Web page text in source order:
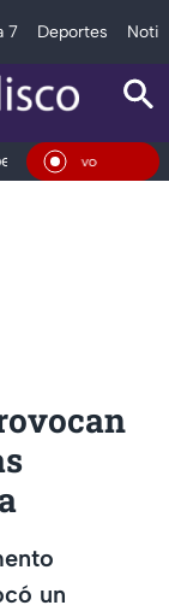
7 Deportes
Deportes
En Vivo
un